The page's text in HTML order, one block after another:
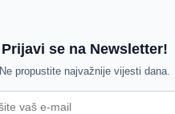
Prijavi se na Newsletter!
Ne propustite najvažnije vijesti dana.